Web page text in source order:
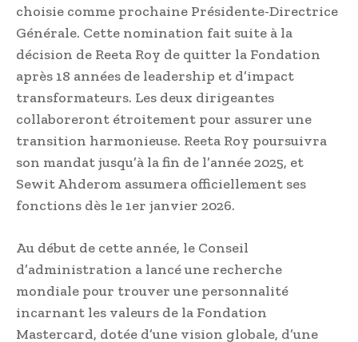
choisie comme prochaine Présidente-Directrice
Générale. Cette nomination fait suite à la
décision de Reeta Roy de quitter la Fondation
après 18 années de leadership et d’impact
transformateurs. Les deux dirigeantes
collaboreront étroitement pour assurer une
transition harmonieuse. Reeta Roy poursuivra
son mandat jusqu’à la fin de l’année 2025, et
Sewit Ahderom assumera officiellement ses
fonctions dès le 1er janvier 2026.
Au début de cette année, le Conseil
d’administration a lancé une recherche
mondiale pour trouver une personnalité
incarnant les valeurs de la Fondation
Mastercard, dotée d’une vision globale, d’une